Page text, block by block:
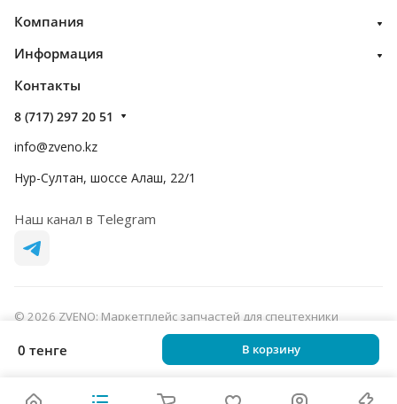
0 тенге В корзину
Компания
Информация
Контакты
8 (717) 297 20 51
info@zveno.kz
Нур-Султан, шоссе Алаш, 22/1
Наш канал в Telegram
© 2026 ZVENO: Маркетплейс запчастей для спецтехники
Конфиденциальность